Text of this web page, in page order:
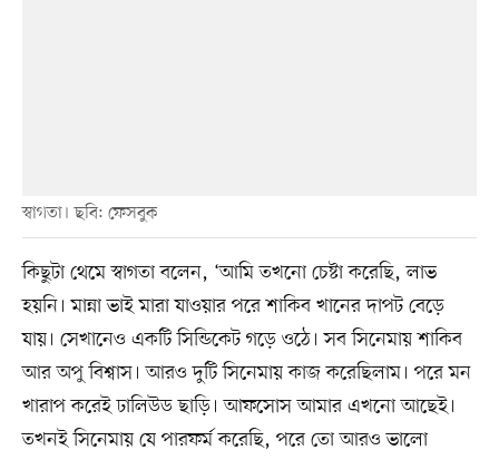
স্বাগতা। ছবি: ফেসবুক
কিছুটা থেমে স্বাগতা বলেন, ‘আমি তখনো চেষ্টা করেছি, লাভ
হয়নি। মান্না ভাই মারা যাওয়ার পরে শাকিব খানের দাপট বেড়ে
যায়। সেখানেও একটি সিন্ডিকেট গড়ে ওঠে। সব সিনেমায় শাকিব
আর অপু বিশ্বাস। আরও দুটি সিনেমায় কাজ করেছিলাম। পরে মন
খারাপ করেই ঢালিউড ছাড়ি। আফসোস আমার এখনো আছেই।
তখনই সিনেমায় যে পারফর্ম করেছি, পরে তো আরও ভালো